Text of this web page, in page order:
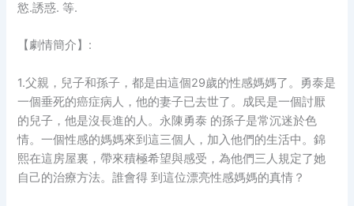
慾.誘惑. 等.
【劇情簡介】:
1.父親，兒子和孫子，都是由這個29歲的性感媽媽了。勇泰是
一個垂死的癌症病人，他的妻子已去世了。成民是一個討厭
的兒子，他是沒長進的人。永陳勇泰 的孫子是常沉迷於色
情。一個性感的媽媽來到這三個人，加入他們的生活中。錦
熙在這房屋裏，帶來積極希望與感受，為他們三人規定了她
自己的治療方法。誰會得 到這位漂亮性感媽媽的真情？